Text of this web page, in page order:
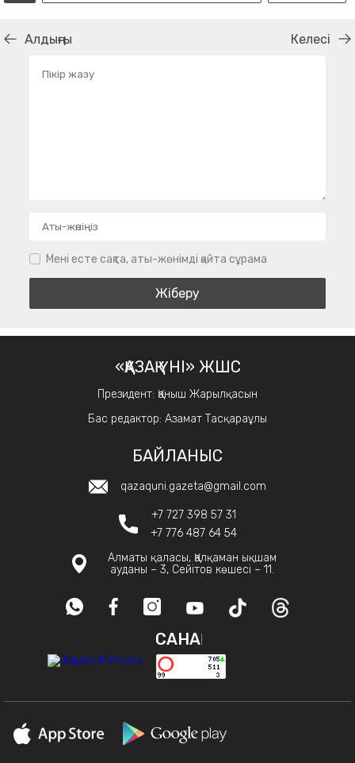
Алдыңғы Келесі
Мені есте сақта, аты-жөнімді қайта сұрама
«ҚАЗАҚ ҮНІ» ЖШС
Президент: Қаныш Жарылқасын
Бас редактор: Азамат Тасқараұлы
БАЙЛАНЫС
qazaquni.gazeta@gmail.com
+7 727 398 57 31
+7 776 487 64 54
Алматы қаласы, Қалқаман ықшам
ауданы – 3, Сейітов көшесі – 11.
САНАҚ